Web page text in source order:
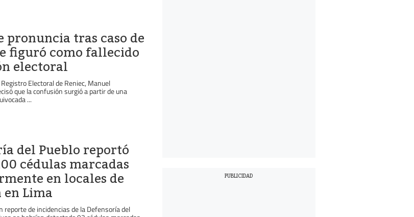
pronuncia tras caso de
figuró como fallecido
electoral
Electoral de Reniec, Manuel
que la confusión surgió a partir de una
...
del Pueblo reportó
cédulas marcadas
en locales de
Lima
reporte de incidencias de la Defensoría del